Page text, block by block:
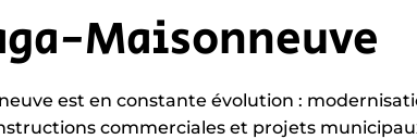
Maisonneuve
est en constante évolution :
commerciales et projets